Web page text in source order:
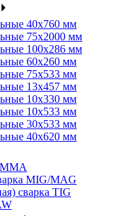
40х760 мм
75х2000 мм
100х286 мм
60х260 мм
75х533 мм
13х457 мм
10х330 мм
10х533 мм
30х533 мм
40х620 мм
MMA
MIG/MAG
сварка TIG